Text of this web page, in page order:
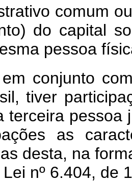
comum
do capital
pessoa
conjunto
tiver
terceira pessoa
as
desta, na
nº 6.404, de